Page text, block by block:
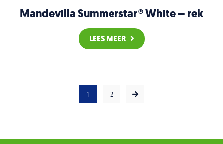
Mandevilla Summerstar® White – rek
LEES MEER
1 2